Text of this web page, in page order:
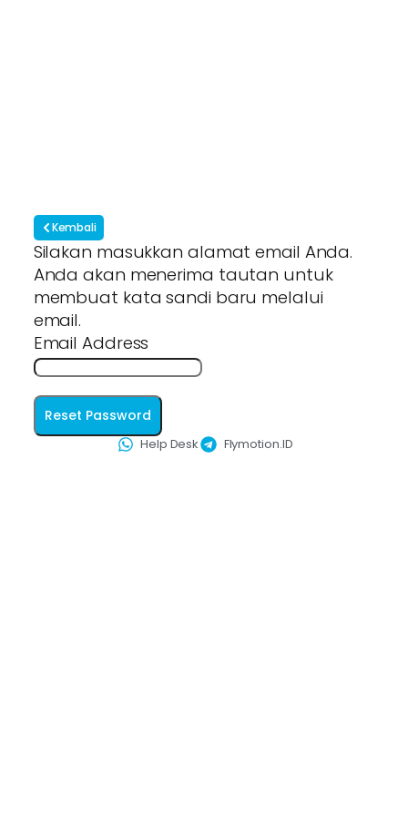
Kembali
Silakan masukkan alamat email Anda.
Anda akan menerima tautan untuk
membuat kata sandi baru melalui
email.
Email Address
Reset Password
Help Desk Flymotion.ID